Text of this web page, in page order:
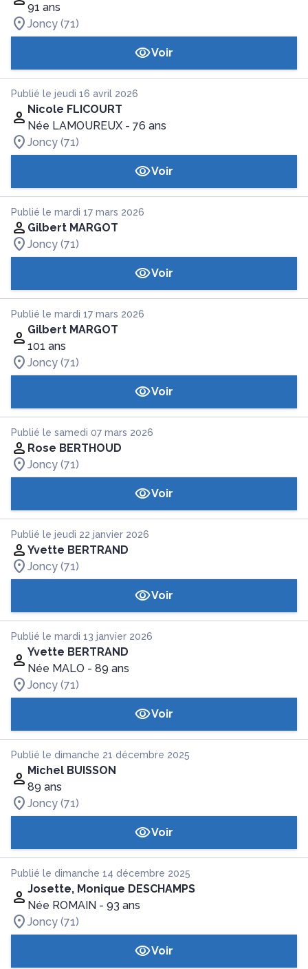
91 ans
Joncy (71)
Voir
Publié le jeudi 16 avril 2026
Nicole FLICOURT
Née LAMOUREUX - 76 ans
Joncy (71)
Voir
Publié le mardi 17 mars 2026
Gilbert MARGOT
Joncy (71)
Voir
Publié le mardi 17 mars 2026
Gilbert MARGOT
101 ans
Joncy (71)
Voir
Publié le samedi 07 mars 2026
Rose BERTHOUD
Joncy (71)
Voir
Publié le jeudi 22 janvier 2026
Yvette BERTRAND
Joncy (71)
Voir
Publié le mardi 13 janvier 2026
Yvette BERTRAND
Née MALO - 89 ans
Joncy (71)
Voir
Publié le dimanche 21 décembre 2025
Michel BUISSON
89 ans
Joncy (71)
Voir
Publié le dimanche 14 décembre 2025
Josette, Monique DESCHAMPS
Née ROMAIN - 93 ans
Joncy (71)
Voir